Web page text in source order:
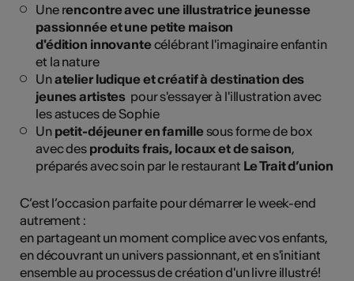
Une rencontre avec une illustratrice jeunesse
passionnée et une petite maison
d'édition innovantecélébrant l'imaginaire enfantin
et la nature
Unatelier ludique et créatif à destination des
jeunes artistes pour s'essayer à l'illustration avec
les astuces de Sophie
Un petit-déjeuner en famillesous forme de box
avec des produits frais, locaux et de saison,
préparés avec soin par le restaurant Le Trait d’union
C’est l’occasion parfaite pour démarrer le week-end
autrement :
en partageant un moment complice avec vos enfants,
en découvrant un univers passionnant, et en s'initiant
ensemble au processus de création d'un livre illustré!